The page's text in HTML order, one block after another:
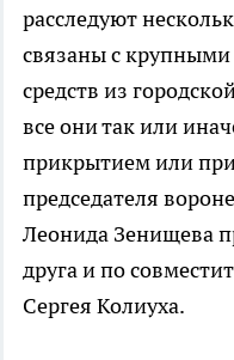
расследуют
связаны с
средств из
все они так или
прикрытием или
председателя
Леонида Зенищева
друга и по
Сергея Колиуха.